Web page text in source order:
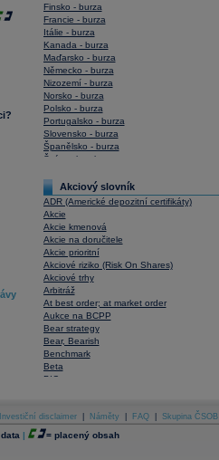
Finsko - burza
Francie - burza
Itálie - burza
Kanada - burza
Maďarsko - burza
Německo - burza
Nizozemí - burza
Norsko - burza
Polsko - burza
Portugalsko - burza
Slovensko - burza
Španělsko - burza
Švýcarsko - burza
Akciový slovník
ADR (Americké depozitní certifikáty)
Akcie
Akcie kmenová
Akcie na doručitele
Akcie prioritní
Akciové riziko (Risk On Shares)
Akciové trhy
Arbitráž
At best order; at market order
Aukce na BCPP
Bear strategy
Bear, Bearish
Benchmark
Beta
BIC
Bonita
Book To Bill Ratio
Book Value
Investiční disclaimer Náměty FAQ Skupina ČSOB
| = placený obsah